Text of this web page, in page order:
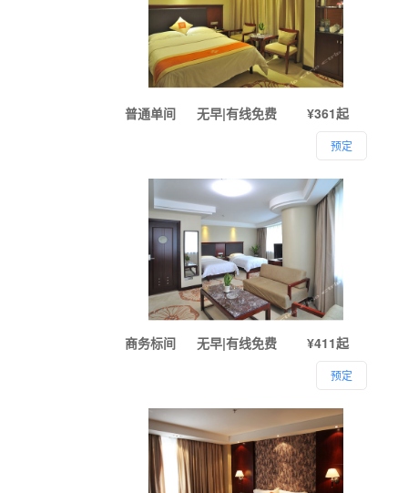
普通单间 ¥361起
无早|有线免费
预定
商务标间 ¥411起
无早|有线免费
预定